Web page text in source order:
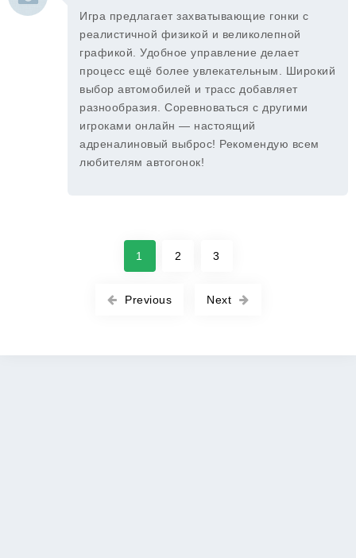
Игра предлагает захватывающие гонки с
реалистичной физикой и великолепной
графикой. Удобное управление делает
процесс ещё более увлекательным. Широкий
выбор автомобилей и трасс добавляет
разнообразия. Соревноваться с другими
игроками онлайн — настоящий
адреналиновый выброс! Рекомендую всем
любителям автогонок!
Previous
1 2 3
Next